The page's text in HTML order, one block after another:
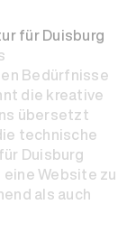
für Duisburg
Bedürfnisse
die kreative
übersetzt
technische
Duisburg
Website zu
als auch